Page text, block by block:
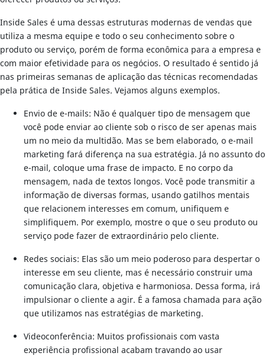
Inside Sales é uma dessas estruturas modernas de vendas que
utiliza a mesma equipe e todo o seu conhecimento sobre o
produto ou serviço, porém de forma econômica para a empresa e
com maior efetividade para os negócios. O resultado é sentido já
nas primeiras semanas de aplicação das técnicas recomendadas
pela prática de Inside Sales. Vejamos alguns exemplos.
Envio de e-mails: Não é qualquer tipo de mensagem que
você pode enviar ao cliente sob o risco de ser apenas mais
um no meio da multidão. Mas se bem elaborado, o e-mail
marketing fará diferença na sua estratégia. Já no assunto do
e-mail, coloque uma frase de impacto. E no corpo da
mensagem, nada de textos longos. Você pode transmitir a
informação de diversas formas, usando gatilhos mentais
que relacionem interesses em comum, unifiquem e
simplifiquem. Por exemplo, mostre o que o seu produto ou
serviço pode fazer de extraordinário pelo cliente.
Redes sociais: Elas são um meio poderoso para despertar o
interesse em seu cliente, mas é necessário construir uma
comunicação clara, objetiva e harmoniosa. Dessa forma, irá
impulsionar o cliente a agir. É a famosa chamada para ação
que utilizamos nas estratégias de marketing.
Videoconferência: Muitos profissionais com vasta
experiência profissional acabam travando ao usar